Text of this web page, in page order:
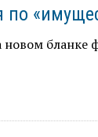
новом бланке